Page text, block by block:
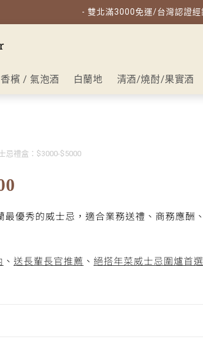
- 雙北滿3000免運/台灣認證
檳 / 氣泡酒 白蘭地 清酒/燒酎/果實酒
忌禮盒：$3000-$5000
優秀的威士忌，適合業務送禮、商務應酬
、 送長輩長官推薦 、 絕搭年菜威士忌圍爐首選